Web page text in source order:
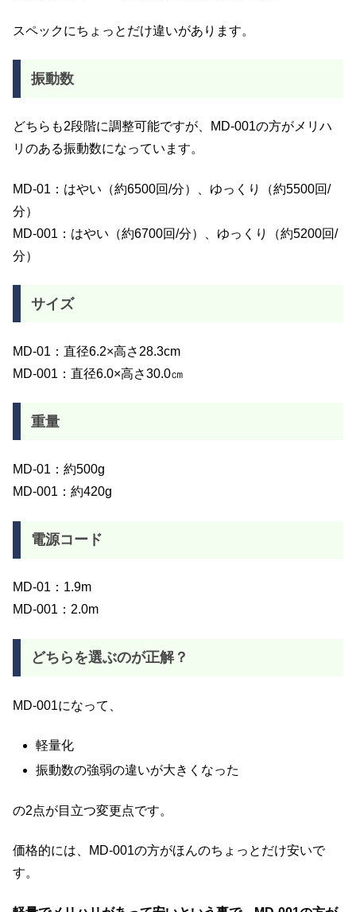
スペックにちょっとだけ違いがあります。
振動数
どちらも2段階に調整可能ですが、MD-001の方がメリハ
リのある振動数になっています。
MD-01：はやい（約6500回/分）、ゆっくり（約5500回/
分）
MD-001：はやい（約6700回/分）、ゆっくり（約5200回/
分）
サイズ
MD-01：直径6.2×高さ28.3cm
MD-001：直径6.0×高さ30.0㎝
重量
MD-01：約500g
MD-001：約420g
電源コード
MD-01：1.9m
MD-001：2.0m
どちらを選ぶのが正解？
MD-001になって、
軽量化
振動数の強弱の違いが大きくなった
の2点が目立つ変更点です。
価格的には、MD-001の方がほんのちょっとだけ安いで
す。